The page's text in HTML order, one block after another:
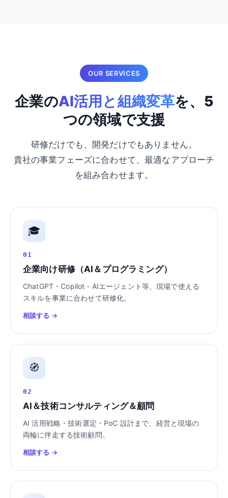
OUR SERVICES
企業のAI活用と組織変革を、5
つの領域で支援
研修だけでも、開発だけでもありません。
貴社の事業フェーズに合わせて、最適なアプローチ
を組み合わせます。
🎓
01
企業向け研修（AI＆プログラミング）
ChatGPT・Copilot・AIエージェント等、現場で使える
スキルを事業に合わせて研修化。
相談する →
🧭
02
AI＆技術コンサルティング＆顧問
AI 活用戦略・技術選定・PoC 設計まで、経営と現場の
両輪に伴走する技術顧問。
相談する →